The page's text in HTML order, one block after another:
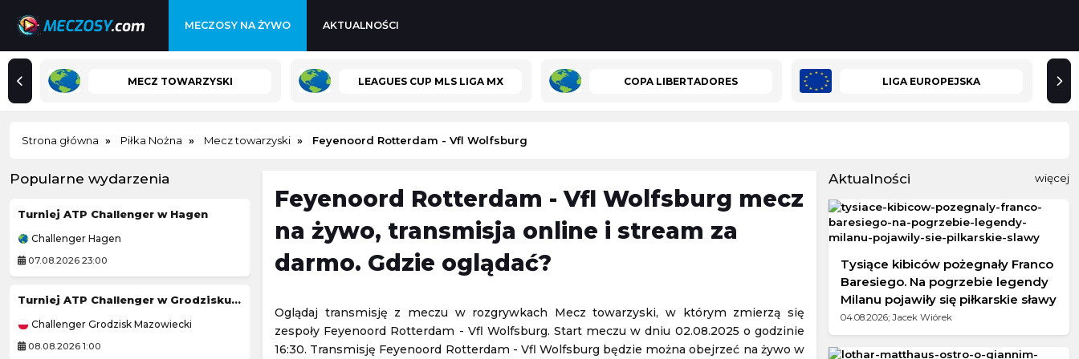
MECZOSY NA ŻYWO AKTUALNOŚCI
MECZ TOWARZYSKI LEAGUES CUP MLS LIGA MX COPA LIBERTADORES LIGA EUROPEJSKA
Strona główna Piłka Nożna Mecz towarzyski Feyenoord Rotterdam - Vfl Wolfsburg
Popularne wydarzenia
Turniej ATP Challenger w Hagen
Challenger Hagen
07.08.2026 23:00
Turniej ATP Challenger w Grodzisku Mazowieckim
Challenger Grodzisk Mazowiecki
08.08.2026 1:00
WTA Toronto
07.08.2026 23:30
Liga Austriacka
07.08.2026 21:30
1. Liga Polska
07.08.2026 22:30
PKO BP Ekstraklasa
07.08.2026 22:30
Feyenoord Rotterdam - Vfl Wolfsburg mecz
na żywo, transmisja online i stream za
darmo. Gdzie oglądać?
Oglądaj transmisję z meczu w rozgrywkach Mecz towarzyski, w którym zmierzą się
zespoły Feyenoord Rotterdam - Vfl Wolfsburg. Start meczu w dniu 02.08.2025 o godzinie
16:30. Transmisję Feyenoord Rotterdam - Vfl Wolfsburg będzie można obejrzeć na żywo w
Aktualności więcej
Tysiące kibiców pożegnały Franco
Baresiego. Na pogrzebie legendy
Milanu pojawiły się piłkarskie sławy
04.08.2026; Jacek Wiórek